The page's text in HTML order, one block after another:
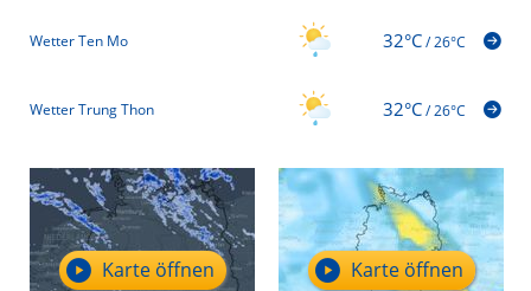
Wetter Ten Mo 32°C/26°C
Wetter Trung Thon 32°C/26°C
Karte öffnen Karte öffnen